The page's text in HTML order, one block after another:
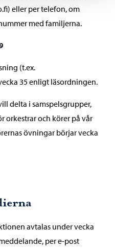
eller per telefon, om
med familjerna.
(t.ex.
35 enligt läsordningen.
delta i samspelsgrupper,
orkestrar och körer på vår
övningar börjar vecka
avtalas under vecka
per e-post